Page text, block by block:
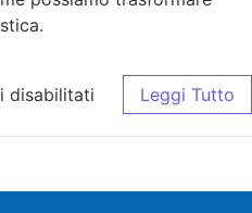
disabilitati Leggi Tutto